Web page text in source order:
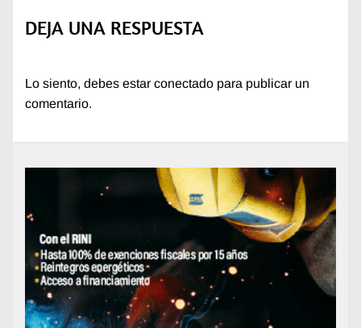
DEJA UNA RESPUESTA
Lo siento, debes estar conectado para publicar un
comentario.